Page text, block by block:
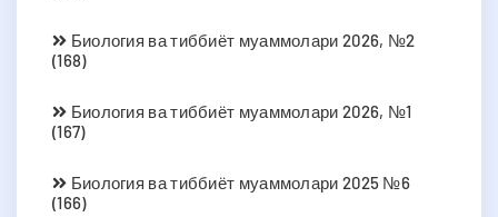
Биология ва тиббиёт муаммолари 2026, №2
(168)
Биология ва тиббиёт муаммолари 2026, №1
(167)
Биология ва тиббиёт муаммолари 2025 №6
(166)